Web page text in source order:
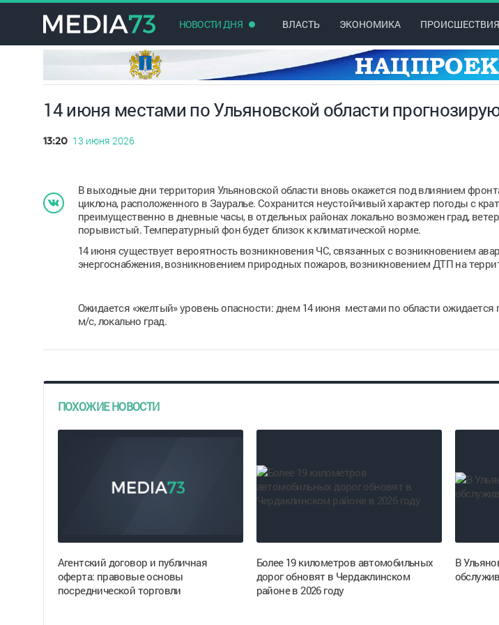
НОВОСТИ ДНЯ ВЛАСТЬ ЭКОНОМИКА ПРОИСШЕСТВИЯ
14 июня местами по Ульяновской области
13:20 13 июня 2026
В выходные дни территория Ульяновской области вновь окажется под влиянием
циклона, расположенного в Зауралье. Сохранится неустойчивый характер погоды с
преимущественно в дневные часы, в отдельных районах локально возможен град,
порывистый. Температурный фон будет близок к климатической норме.
14 июня существует вероятность возникновения ЧС, связанных с возникновением
энергоснабжения, возникновением природных пожаров, возникновением ДТП на
Ожидается «желтый» уровень опасности: днем 14 июня местами по области ожидается
м/с, локально град.
ПОХОЖИЕ НОВОСТИ
Агентский договор и публичная
оферта: правовые основы
посреднической торговли
Более 19 километров автомобильных
дорог обновят в Чердаклинском
районе в 2026 году
В